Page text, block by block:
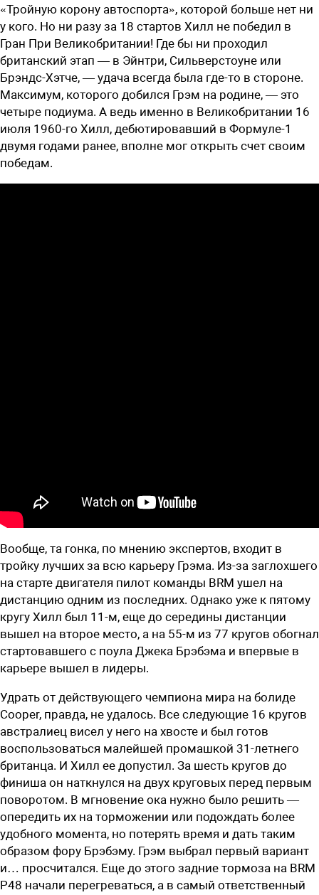
«Тройную корону автоспорта», которой больше нет ни
у кого. Но ни разу за 18 стартов Хилл не победил в
Гран При Великобритании! Где бы ни проходил
британский этап — в Эйнтри, Сильверстоуне или
Брэндс-Хэтче, — удача всегда была где-то в стороне.
Максимум, которого добился Грэм на родине, — это
четыре подиума. А ведь именно в Великобритании 16
июля 1960-го Хилл, дебютировавший в Формуле-1
двумя годами ранее, вполне мог открыть счет своим
победам.
Вообще, та гонка, по мнению экспертов, входит в
тройку лучших за всю карьеру Грэма. Из-за заглохшего
на старте двигателя пилот команды BRM ушел на
дистанцию одним из последних. Однако уже к пятому
кругу Хилл был 11-м, еще до середины дистанции
вышел на второе место, а на 55-м из 77 кругов обогнал
стартовавшего с поула Джека Брэбэма и впервые в
карьере вышел в лидеры.
Удрать от действующего чемпиона мира на болиде
Cooper, правда, не удалось. Все следующие 16 кругов
австралиец висел у него на хвосте и был готов
воспользоваться малейшей промашкой 31-летнего
британца. И Хилл ее допустил. За шесть кругов до
финиша он наткнулся на двух круговых перед первым
поворотом. В мгновение ока нужно было решить —
опередить их на торможении или подождать более
удобного момента, но потерять время и дать таким
образом фору Брэбэму. Грэм выбрал первый вариант
и… просчитался. Еще до этого задние тормоза на BRM
P48 начали перегреваться, а в самый ответственный